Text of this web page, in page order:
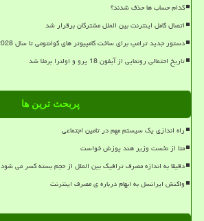
کدام حساب ها حذف شدند؟
اتصال کامل اینترنت بین الملل مشترکان برقرار شد
دستور جدید ترامپ برای ساخت کامپیوتر های کوانتومی تا سال 2028
تاریخ احتمالی رونمایی از آیفون 18 پرو و اولترا برملا شد
پربحث ترین ها
راه اندازی یک سیستم مهم در تامین اجتماعی
متا از نخست وزیر هند پوزش خواست
دقیقا به اندازه مصرف ترافیک بین الملل از حجم بسته کسر می شود
واکنش ایرانسل به ابهام درباره ی مصرف اینترنت